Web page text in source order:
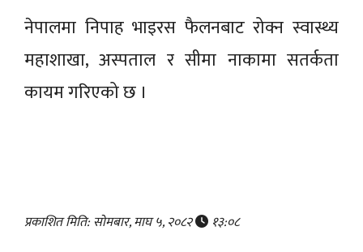
नेपालमा निपाह भाइरस फैलनबाट रोक्न स्वास्थ्य
महाशाखा, अस्पताल र सीमा नाकामा सतर्कता
कायम गरिएको छ ।
प्रकाशित मिति: सोमबार, माघ ५, २०८२ १३:०८